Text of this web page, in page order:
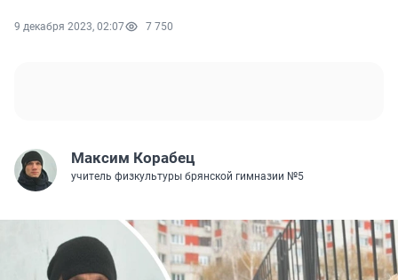
9 декабря 2023, 02:07 7 750
Максим Корабец
учитель физкультуры брянской гимназии №5